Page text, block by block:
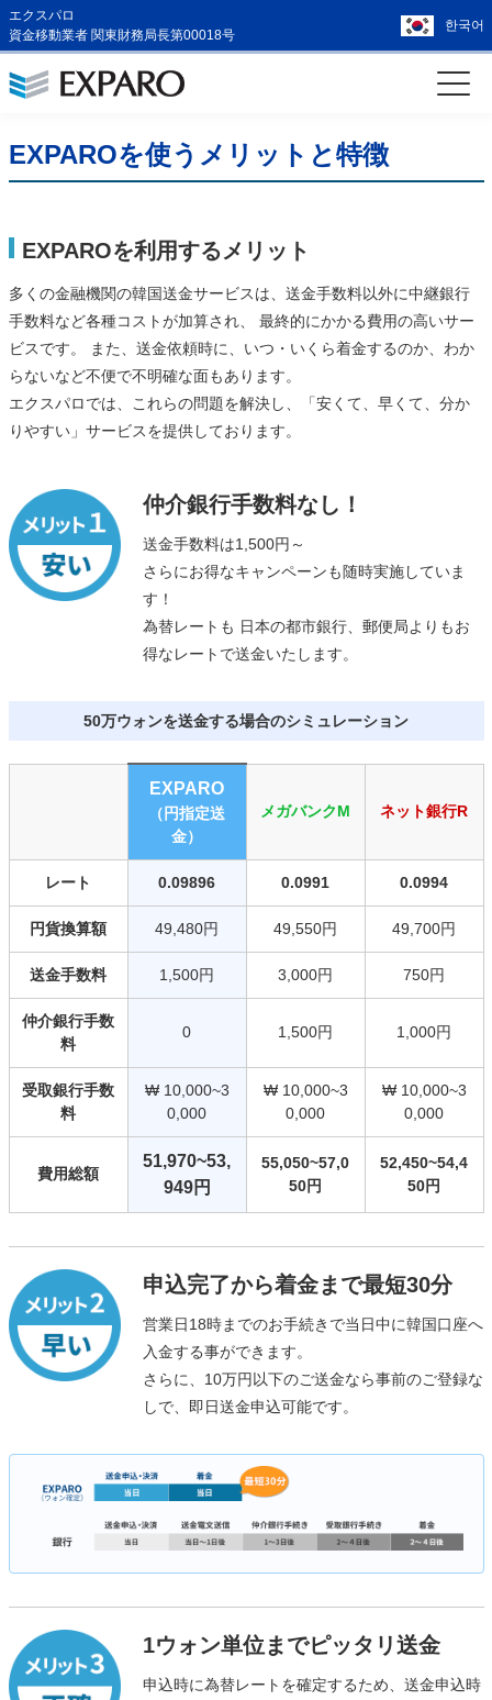
エクスパロ
資金移動業者 関東財務局長第00018号
한국어
EXPAROを使うメリットと特徴
EXPAROを利用するメリット
多くの金融機関の韓国送金サービスは、送金手数料以外に中継銀行
手数料など各種コストが加算され、 最終的にかかる費用の高いサー
ビスです。 また、送金依頼時に、いつ・いくら着金するのか、わか
らないなど不便で不明確な面もあります。
エクスパロでは、これらの問題を解決し、「安くて、早くて、分か
りやすい」サービスを提供しております。
仲介銀行手数料なし！
送金手数料は1,500円～
さらにお得なキャンペーンも随時実施していま
す！
為替レートも 日本の都市銀行、郵便局よりもお
得なレートで送金いたします。
50万ウォンを送金する場合のシミュレーション
EXPARO
（円指定送
金）
メガバンクM ネット銀行R
レート 0.09896 0.0991 0.0994
円貨換算額 49,480円 49,550円 49,700円
送金手数料 1,500円 3,000円 750円
仲介銀行手数
料
0 1,500円 1,000円
受取銀行手数
料
₩ 10,000~3
0,000
₩ 10,000~3
0,000
₩ 10,000~3
0,000
費用総額
51,970~53,
949円
55,050~57,0
50円
52,450~54,4
50円
申込完了から着金まで最短30分
営業日18時までのお手続きで当日中に韓国口座へ
入金する事ができます。
さらに、10万円以下のご送金なら事前のご登録な
しで、即日送金申込可能です。
1ウォン単位までピッタリ送金
申込時に為替レートを確定するため、送金申込時